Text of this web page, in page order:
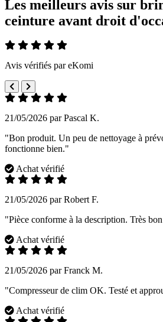
Les meilleurs avis sur
ceinture avant droit
Avis vérifiés par eKomi
21/05/2026 par Pascal K.
"Bon produit. Un peu de nettoyage à
fonctionne bien."
Achat vérifié
21/05/2026 par Robert F.
"Pièce conforme à la description. Très
Achat vérifié
21/05/2026 par Franck M.
"Compresseur de clim OK. Testé et
Achat vérifié